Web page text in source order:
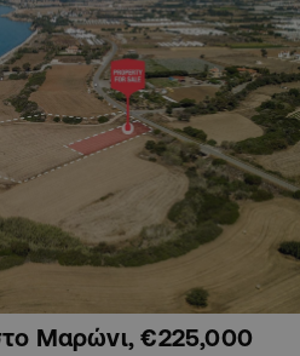
Μαρώνι, €225,000